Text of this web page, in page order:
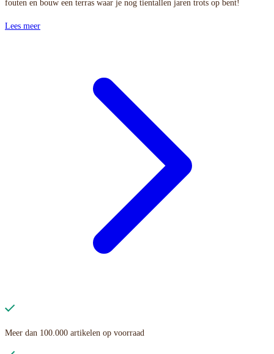
fouten en bouw een terras waar je nog tientallen jaren trots op bent!
Lees meer
Meer dan 100.000 artikelen op voorraad